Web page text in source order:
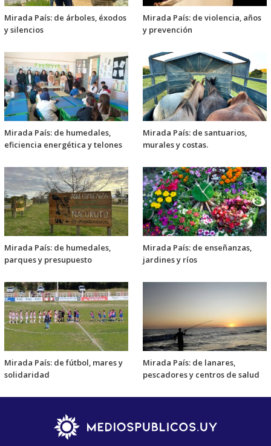
Mirada País: de árboles, éxodos
y silencios
Mirada País: de violencia, años
y prevención
Mirada País: de humedales,
eficiencia energética y telones
Mirada País: de santuarios,
murales y costas.
Mirada País: de humedales,
parques y presupuesto
Mirada País: de enseñanzas,
jardines y ríos
Mirada País: de fútbol, mares y
solidaridad
Mirada País: de lanares,
pescadores y centros de salud